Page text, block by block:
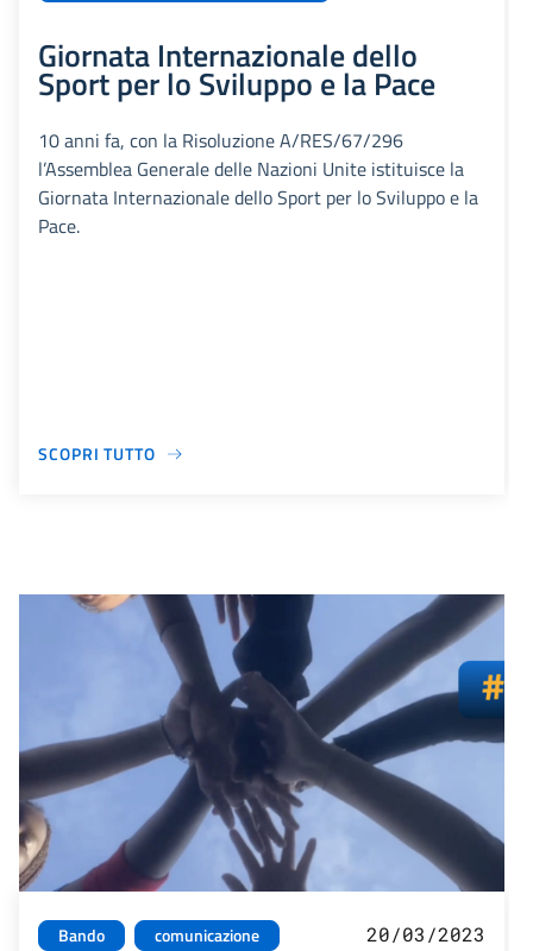
Giornata Internazionale dello
Sport per lo Sviluppo e la Pace
10 anni fa, con la Risoluzione A/RES/67/296
l’Assemblea Generale delle Nazioni Unite istituisce la
Giornata Internazionale dello Sport per lo Sviluppo e la
Pace.
SCOPRI TUTTO
Bando comunicazione 20/03/2023